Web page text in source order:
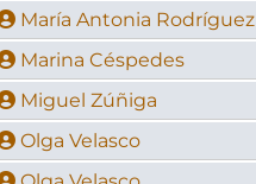
María Antonia Rodríguez
Marina Céspedes
Miguel Zúñiga
Olga Velasco